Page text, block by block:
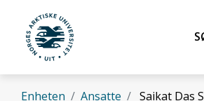
Gå til hovedinnhold
UiT Norges arktiske
Enheten Ansatte Saikat Das